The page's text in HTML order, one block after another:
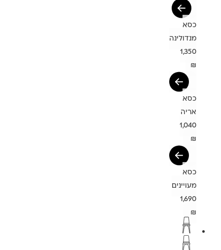
כסא
מנדולינה
1,350
₪
כסא
אריה
1,040
₪
כסא
מעויינים
1,690
₪